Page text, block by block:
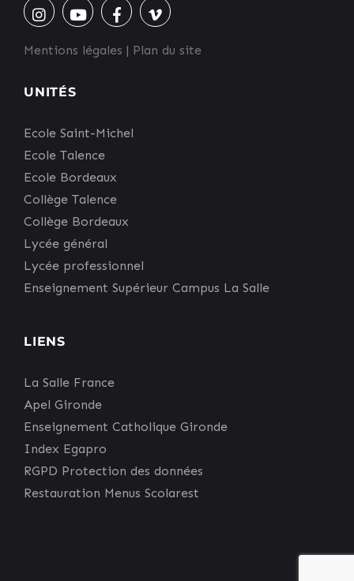
Mentions légales | Plan du site
UNITÉS
Ecole Saint-Michel
Ecole Talence
Ecole Bordeaux
Collège Talence
Collège Bordeaux
Lycée général
Lycée professionnel
Enseignement Supérieur Campus La Salle
LIENS
La Salle France
Apel Gironde
Enseignement Catholique Gironde
Index Egapro
RGPD Protection des données
Restauration Menus Scolarest